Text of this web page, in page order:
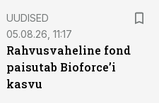
UUDISED
05.08.26, 11:17
Rahvusvaheline fond
paisutab Bioforce’i
kasvu